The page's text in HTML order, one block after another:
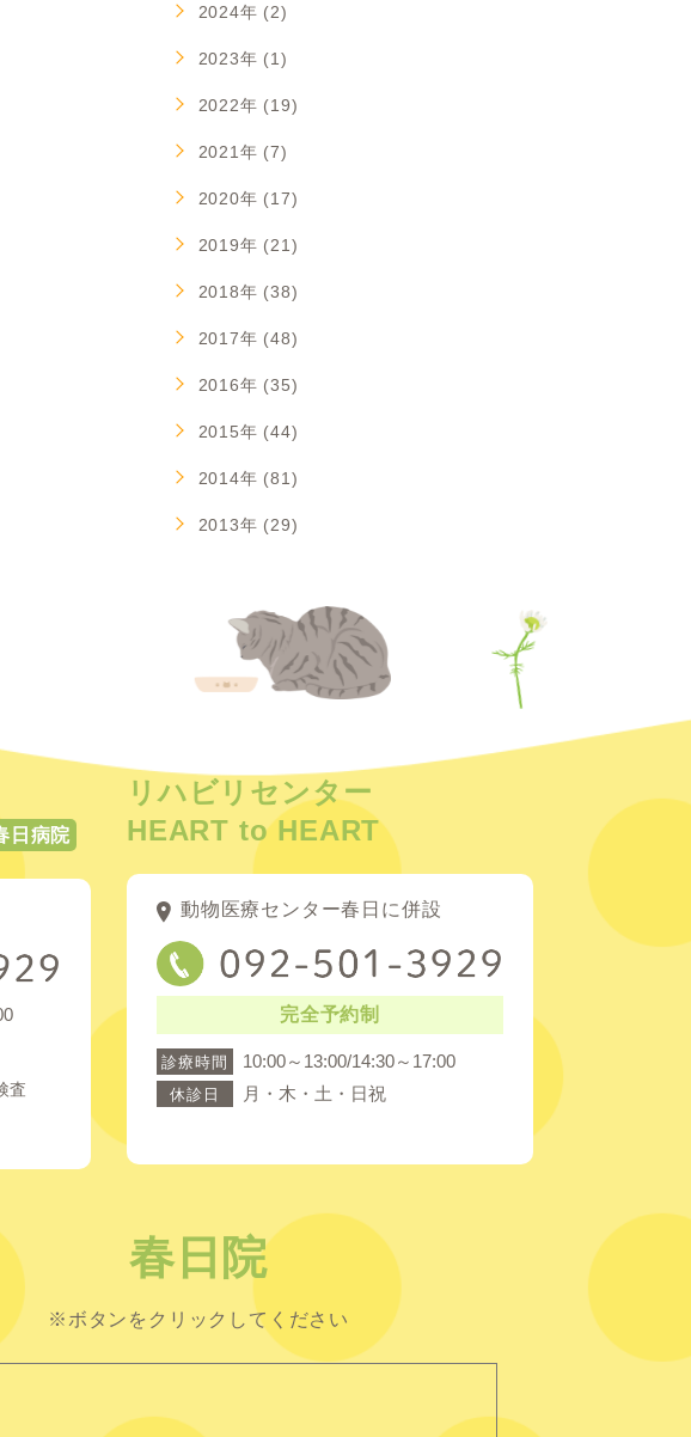
2024年 (2)
2023年 (1)
2022年 (19)
2021年 (7)
2020年 (17)
2019年 (21)
2018年 (38)
2017年 (48)
2016年 (35)
2015年 (44)
2014年 (81)
2013年 (29)
日病院
査
リハビリセンター
HEART to HEART
動物医療センター春日に併設
完全予約制
診療時間 10:00～13:00/14:30～17:00
休診日 月・木・土・日祝
春日院
※ボタンをクリックしてください